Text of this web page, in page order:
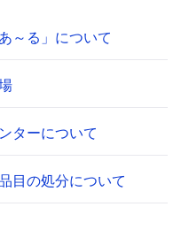
～る」について
ターについて
目の処分について